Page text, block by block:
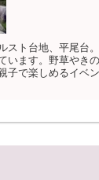
スト台地、平尾台
います。野草やき
子で楽しめるイベ